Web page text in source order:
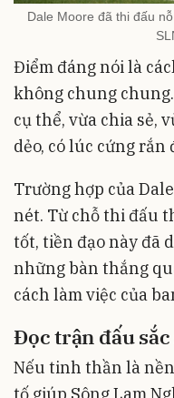
Dale Moore đã thi đấu
Điểm đáng nói là
không chung
cụ thể, vừa chia sẻ,
dẻo, có lúc cứng
Trường hợp của
nét. Từ chỗ thi đấu
tốt, tiền đạo này đã
những bàn thắng
cách làm việc của
Đọctrận đấusắc
Nếu tinh thần là